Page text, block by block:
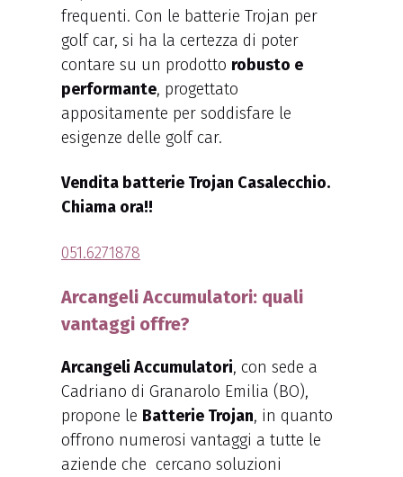
frequenti. Con le batterie Trojan per
golf car, si ha la certezza di poter
contare su un prodotto robusto e
performante, progettato
appositamente per soddisfare le
esigenze delle golf car.
Vendita batterie Trojan Casalecchio.
Chiama ora!!
051.6271878
Arcangeli Accumulatori: quali
vantaggi offre?
Arcangeli Accumulatori, con sede a
Cadriano di Granarolo Emilia (BO),
propone le Batterie Trojan, in quanto
offrono numerosi vantaggi a tutte le
aziende che cercano soluzioni